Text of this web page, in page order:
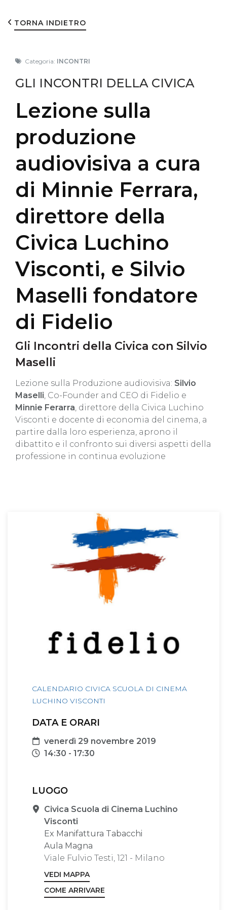
TORNA INDIETRO
Categoria: INCONTRI
GLI INCONTRI DELLA CIVICA
Lezione sulla
produzione
audiovisiva a cura
di Minnie Ferrara,
direttore della
Civica Luchino
Visconti, e Silvio
Maselli fondatore
di Fidelio
Gli Incontri della Civica con Silvio
Maselli
Lezione sulla Produzione audiovisiva: Silvio
Maselli, Co-Founder and CEO di Fidelio e
Minnie Ferarra, direttore della Civica Luchino
Visconti e docente di economia del cinema, a
partire dalla loro esperienza, aprono il
dibattito e il confronto sui diversi aspetti della
professione in continua evoluzione
CALENDARIO CIVICA SCUOLA DI CINEMA
LUCHINO VISCONTI
DATA E ORARI
Data
venerdì 29 novembre 2019
Orari
14:30 - 17:30
LUOGO
Sede
Civica Scuola di Cinema Luchino
Visconti
Ex Manifattura Tabacchi
Aula Magna
Viale Fulvio Testi, 121 - Milano
VEDI MAPPA
COME ARRIVARE